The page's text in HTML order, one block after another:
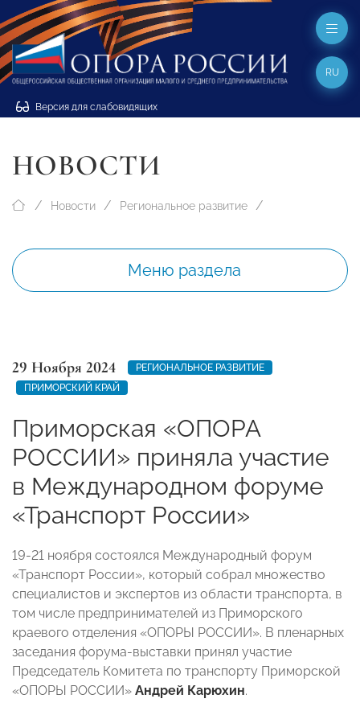
Версия для слабовидящих
RU
НОВОСТИ
Новости Региональное развитие
Меню раздела
29 Ноября 2024
РЕГИОНАЛЬНОЕ РАЗВИТИЕ
ПРИМОРСКИЙ КРАЙ
Приморская «ОПОРА
РОССИИ» приняла участие
в Международном форуме
«Транспорт России»
19-21 ноября состоялся Международный форум
«Транспорт России», который собрал множество
специалистов и экспертов из области транспорта, в
том числе предпринимателей из Приморского
краевого отделения «ОПОРЫ РОССИИ». В пленарных
заседания форума-выставки принял участие
Председатель Комитета по транспорту Приморской
«ОПОРЫ РОССИИ» Андрей Карюхин.